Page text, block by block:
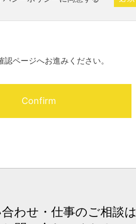
ページへお進みください。
わせ・仕事のご相談は